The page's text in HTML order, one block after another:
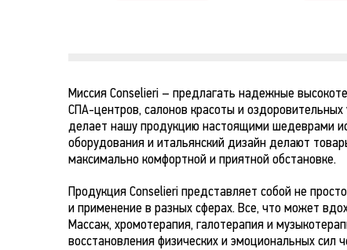
Миссия Conselieri – предлагать надежные
СПА-центров, салонов красоты и
делает нашу продукцию настоящими шедеврами
оборудования и итальянский дизайн делают
максимально комфортной и приятной обстановке.
Продукция Conselieri представляет собой не
и применение в разных сферах. Все, что может
Массаж, хромотерапия, галотерапия и
восстановления физических и эмоциональных сил